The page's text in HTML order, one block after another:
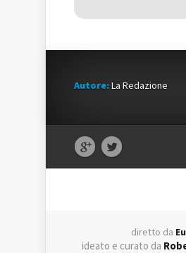
Autore:La Redazione
diretto da
ideato e curato da